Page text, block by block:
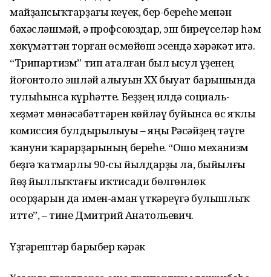
майҙансыҡтарҙағы кеүек, бер-береһе менән
бәхәсләшмәй, ә профсоюздар, эш биреүселәр һәм
хөкүмәттән торған өсмөйөш эсендә хәрәкәт итә.
“Трипартизм” тип аталған был ысул үҙенең
йоғонтоло эшләй алыуын ХХ быуат барышында
тулыһынса күрһәтте. Беҙҙең илдә социаль-
хеҙмәт мөнәсәбәттәрен көйләү буйынса өс яҡлы
комиссия булдырылыуы – яңы Рәсәйҙең тәүге
ҡануни ҡарарҙарының береһе. “Ошо механизм
беҙгә ҡатмарлы 90-сы йылдарҙы ла, быйылғы
йөҙ йыллыҡтағы иҡтисади бөлгөнлөк
осорҙарын да имен-аман үткәреүгә булышлыҡ
итте”, – тине Дмитрий Анатольевич.
Үҙгәрештәр барыбер кәрәк